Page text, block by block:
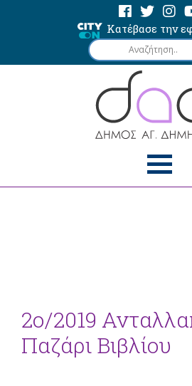
Κατέβασε την
2ο/2019
Παζάρι Βιβλίου